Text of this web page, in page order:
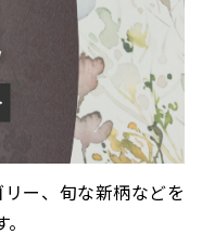
ー、 旬な新柄などを